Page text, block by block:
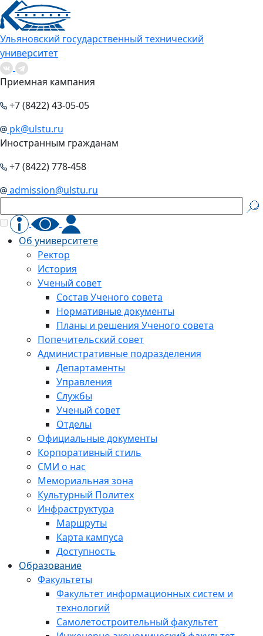
Ульяновский государственный технический
университет
Приемная кампания
+7 (8422) 43-05-05
pk@ulstu.ru
Иностранным гражданам
+7 (8422) 778-458
admission@ulstu.ru
Об университете
Ректор
История
Ученый совет
Состав Ученого совета
Нормативные документы
Планы и решения Ученого совета
Попечительский совет
Административные подразделения
Департаменты
Управления
Службы
Ученый совет
Отделы
Официальные документы
Корпоративный стиль
СМИ о нас
Мемориальная зона
Культурный Политех
Инфраструктура
Маршруты
Карта кампуса
Доступность
Образование
Факультеты
Факультет информационных систем и
технологий
Самолетостроительный факультет